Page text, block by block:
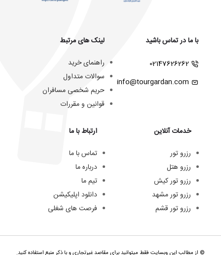
با ما در تماس باشید
02147626262
info@tourgardan.com
خدمات آنلاین
رزرو تور
رزرو هتل
رزرو تور کیش
رزرو تور مشهد
رزرو تور قشم
لینک های مرتبط
راهنمای خرید
سوالات متداول
حریم شخصی مسافران
قوانین و مقررات
ارتباط با ما
تماس با ما
درباره ما
تیم ما
دانلود اپلیکیشن
فرصت های شغلی
© از مطالب این وبسایت فقط میتوانید برای مقاصد غیرتجاری و با ذکر منبع استفاده کنید.